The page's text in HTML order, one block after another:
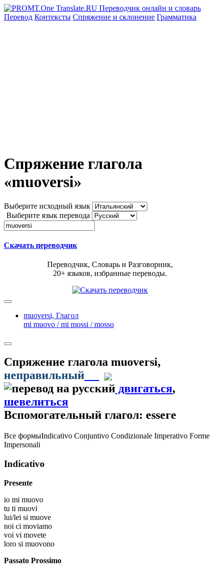
Перевод Контексты Спряжение и склонение Грамматика
Спряжение глагола
«muoversi»
Выберите исходный язык
Выберите язык перевода
Скачать переводчик
Переводчик, Словарь и Разговорник,
20+ языков, избранные переводы.
muoversi, Глагол
mi muovo / mi mossi / mosso
Спряжение глагола muoversi,
неправильный
двигаться,
шевелиться
Вспомогательный глагол: essere
Все формыIndicativo Conjuntivo Condizionale Imperativo Forme
Impersonali
Indicativo
Presente
io mi muovo
tu ti muovi
lui/lei si muove
noi ci moviamo
voi vi movete
loro si muovono
Passato Prossimo